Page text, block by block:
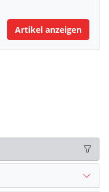
Artikel anzeigen